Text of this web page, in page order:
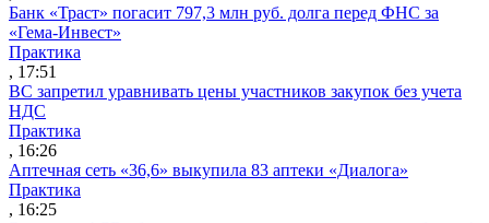
Банк «Траст» погасит 797,3 млн руб. долга перед ФНС за
«Гема-Инвест»
Практика
, 17:51
ВС запретил уравнивать цены участников закупок без учета
НДС
Практика
, 16:26
Аптечная сеть «36,6» выкупила 83 аптеки «Диалога»
Практика
, 16:25